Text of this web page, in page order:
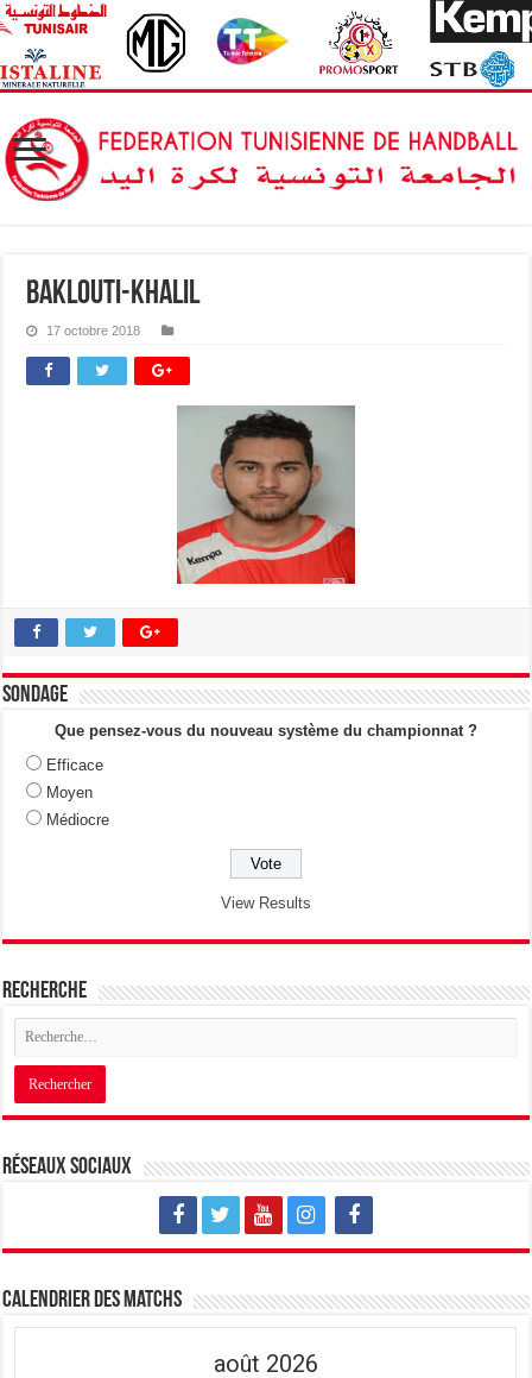
BAKLOUTI-KHALIL
17 octobre 2018
Sondage
Que pensez-vous du nouveau système du championnat ?
Efficace
Moyen
Médiocre
View Results
Recherche
Réseaux sociaux
Calendrier des matchs
août 2026